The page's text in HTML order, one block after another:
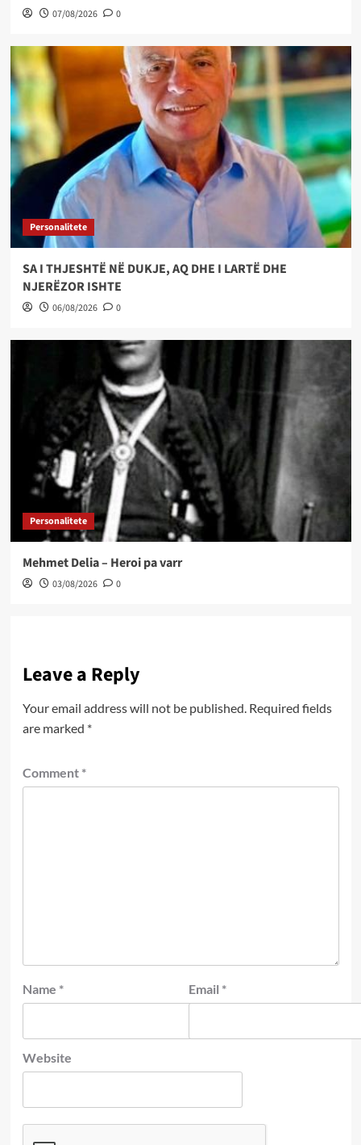
07/08/2026 0
Personalitete
SA I THJESHTË NË DUKJE, AQ DHE I LARTË DHE
NJERËZOR ISHTE
06/08/2026 0
Personalitete
Mehmet Delia – Heroi pa varr
03/08/2026 0
Leave a Reply
Your email address will not be published. Required fields
are marked *
Comment *
Name * Email *
Website